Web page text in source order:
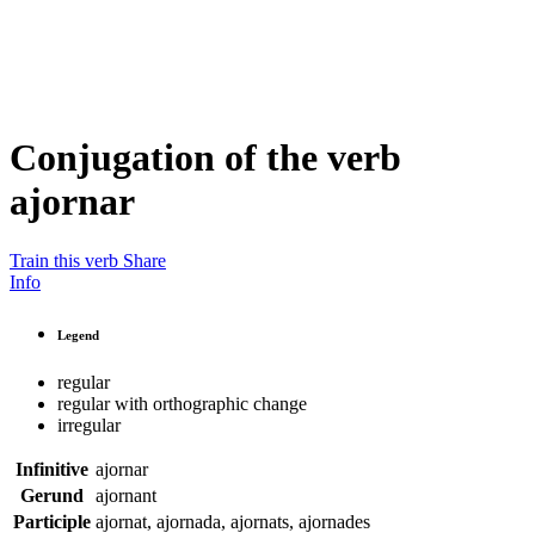
Conjugation of the verb
ajornar
Train this verb Share
Info
Legend
regular
regular with orthographic change
irregular
Infinitive ajornar
Gerund
ajornant
Participle ajornat, ajornada, ajornats, ajornades